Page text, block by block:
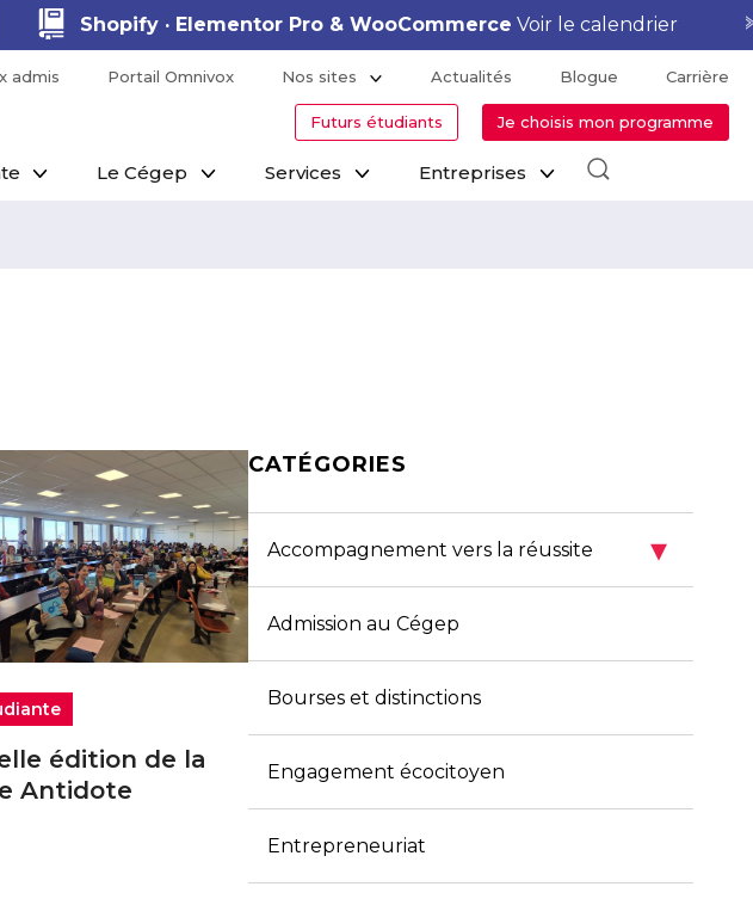
Shopify · Elementor Pro & WooCommerce Voir le calendrier
admis Portail Omnivox Nos sites Actualités Blogue Carrière
Futurs étudiants Je choisis mon programme
Le Cégep Services Entreprises
édition de la
Antidote
CATÉGORIES
Accompagnement vers la réussite ▾
Admission au Cégep
Bourses et distinctions
Engagement écocitoyen
Entrepreneuriat